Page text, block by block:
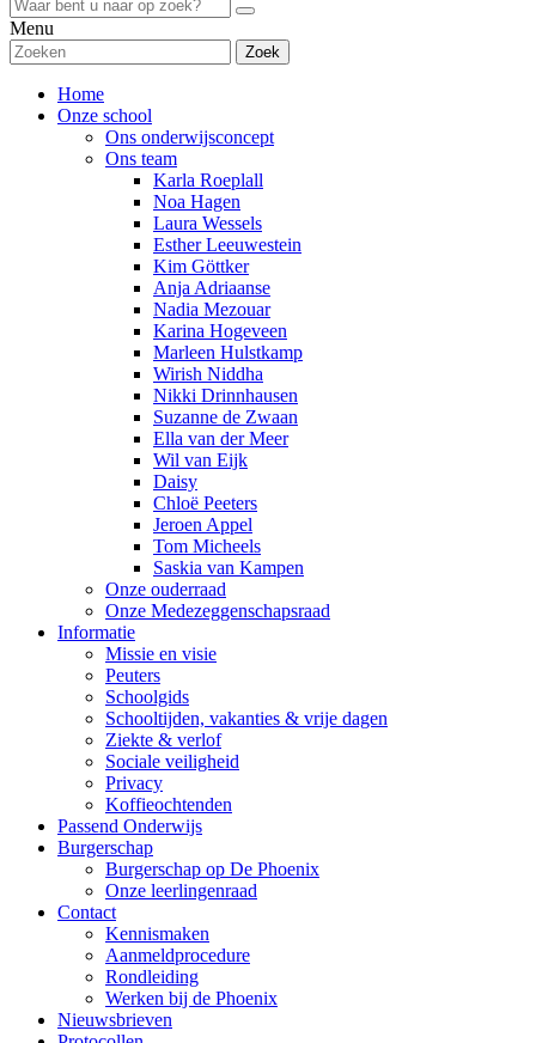
Menu
Zoek
Home
Onze school
Ons onderwijsconcept
Ons team
Karla Roeplall
Noa Hagen
Laura Wessels
Esther Leeuwestein
Kim Göttker
Anja Adriaanse
Nadia Mezouar
Karina Hogeveen
Marleen Hulstkamp
Wirish Niddha
Nikki Drinnhausen
Suzanne de Zwaan
Ella van der Meer
Wil van Eijk
Daisy
Chloë Peeters
Jeroen Appel
Tom Micheels
Saskia van Kampen
Onze ouderraad
Onze Medezeggenschapsraad
Informatie
Missie en visie
Peuters
Schoolgids
Schooltijden, vakanties & vrije dagen
Ziekte & verlof
Sociale veiligheid
Privacy
Koffieochtenden
Passend Onderwijs
Burgerschap
Burgerschap op De Phoenix
Onze leerlingenraad
Contact
Kennismaken
Aanmeldprocedure
Rondleiding
Werken bij de Phoenix
Nieuwsbrieven